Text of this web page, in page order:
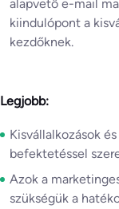
alapvető e-mail
kiindulópont a
kezdőknek.
Legjobb:
Kisvállalkozások
befektetéssel
Azok a
szükségük a